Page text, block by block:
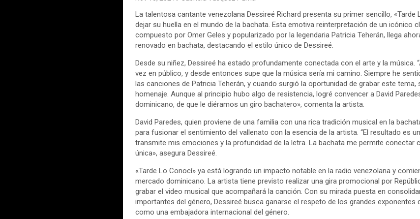
La talentosa cantante venezolana Dessireé Richard presenta su primer sencillo, «Tarde
dejar su huella en el mundo de la bachata. Esta emotiva reinterpretación de un icónico
compuesto por Omer Geles y popularizado por la legendaria Patricia Teherán, llega
renovado en bachata, destacando el estilo único de Dessireé.
Desde su niñez, Dessireé ha estado profundamente conectada con el arte y la música.
vez en público, y desde entonces supe que la música sería mi camino. Siempre he
las canciones de Patricia Teherán, y cuando surgió la oportunidad de grabar este tema,
homenaje. Aunque al principio hubo algo de resistencia, logré convencer a David
dominicano, de que le diéramos un giro bachatero», comenta la artista.
David Paredes, quien proviene de una familia con una rica tradición musical en la
para fusionar el sentimiento del vallenato con la esencia de la artista. “El resultado es
transmite mis emociones y la profundidad de la letra. La bachata me permite conectar
única», asegura Dessireé.
«Tarde Lo Conocí» ya está logrando un impacto notable en la radio venezolana y
mercado dominicano. La artista tiene previsto realizar una gira promocional por
grabar el video musical que acompañará la canción. Con su mirada puesta en
importantes del género, Dessireé busca ganarse el respeto de los grandes exponentes
como una embajadora internacional del género.